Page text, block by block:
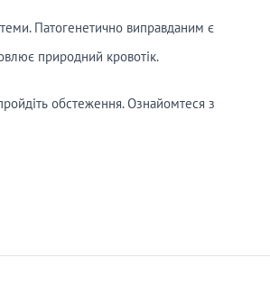
Патогенетично виправданим є
природний кровотік.
обстеження. Ознайомтеся з